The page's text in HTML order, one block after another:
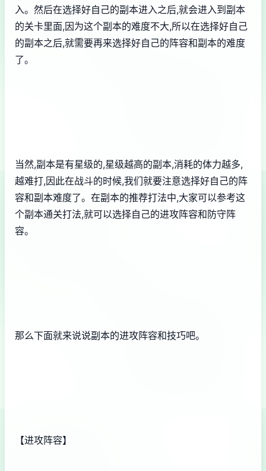
入。然后在选择好自己的副本进入之后,就会进入到副本
的关卡里面,因为这个副本的难度不大,所以在选择好自己
的副本之后,就需要再来选择好自己的阵容和副本的难度
了。
当然,副本是有星级的,星级越高的副本,消耗的体力越多,
越难打,因此在战斗的时候,我们就要注意选择好自己的阵
容和副本难度了。在副本的推荐打法中,大家可以参考这
个副本通关打法,就可以选择自己的进攻阵容和防守阵
容。
那么下面就来说说副本的进攻阵容和技巧吧。
【进攻阵容】